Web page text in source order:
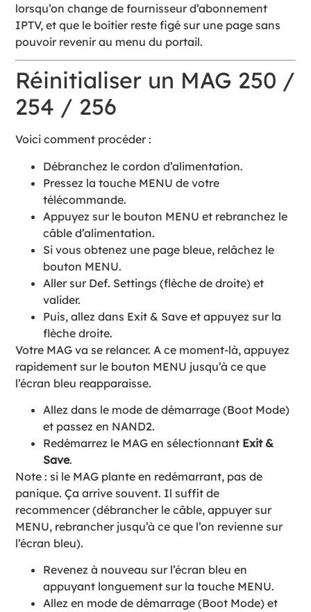
lorsqu’on change de fournisseur d’abonnement
IPTV, et que le boitier reste figé sur une page sans
pouvoir revenir au menu du portail.
Réinitialiser un MAG 250 /
254 / 256
Voici comment procéder :
Débranchez le cordon d’alimentation.
Pressez la touche MENU de votre
télécommande.
Appuyez sur le bouton MENU et rebranchez le
câble d’alimentation.
Si vous obtenez une page bleue, relâchez le
bouton MENU.
Aller sur Def. Settings (flèche de droite) et
valider.
Puis, allez dans Exit & Save et appuyez sur la
flèche droite.
Votre MAG va se relancer. A ce moment-là, appuyez
rapidement sur le bouton MENU jusqu’à ce que
l’écran bleu reapparaisse.
Allez dans le mode de démarrage (Boot Mode)
et passez en NAND2.
Redémarrez le MAG en sélectionnant Exit &
Save.
Note : si le MAG plante en redémarrant, pas de
panique. Ça arrive souvent. Il suffit de
recommencer (débrancher le câble, appuyer sur
MENU, rebrancher jusqu’à ce que l’on revienne sur
l’écran bleu).
Revenez à nouveau sur l’écran bleu en
appuyant longuement sur la touche MENU.
Allez en mode de démarrage (Boot Mode) et